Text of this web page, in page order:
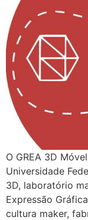
O GREA 3D
Universidade
3D, laboratório
Expressão
cultura maker,